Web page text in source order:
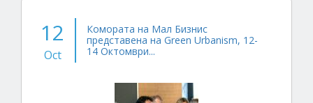
12
Oct
Комората на Мал Бизнис
представена на Green Urbanism, 12-
14 Октомври...